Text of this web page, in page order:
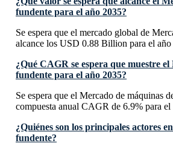
fundente para el año 2035?
Se espera que el mercado global de
alcance los USD 0.88 Billion para el año
¿Qué CAGR se espera que muestre
fundente para el año 2035?
Se espera que el Mercado de máquinas
compuesta anual CAGR de 6.9% para el
¿Quiénes son los principales actores
fundente?